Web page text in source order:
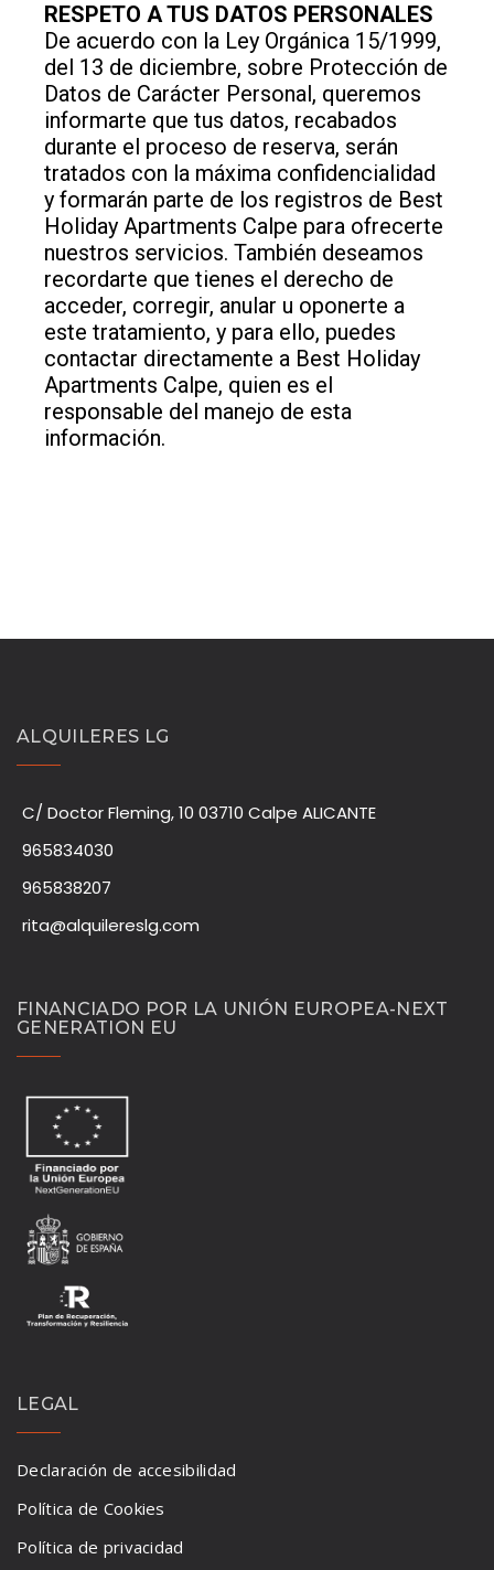
RESPETO A TUS DATOS PERSONALES
De acuerdo con la Ley Orgánica 15/1999,
del 13 de diciembre, sobre Protección de
Datos de Carácter Personal, queremos
informarte que tus datos, recabados
durante el proceso de reserva, serán
tratados con la máxima confidencialidad
y formarán parte de los registros de Best
Holiday Apartments Calpe para ofrecerte
nuestros servicios. También deseamos
recordarte que tienes el derecho de
acceder, corregir, anular u oponerte a
este tratamiento, y para ello, puedes
contactar directamente a Best Holiday
Apartments Calpe, quien es el
responsable del manejo de esta
información.
ALQUILERES LG
C/ Doctor Fleming, 10 03710 Calpe ALICANTE
965834030
965838207
rita@alquilereslg.com
FINANCIADO POR LA UNIÓN EUROPEA-NEXT
GENERATION EU
LEGAL
Declaración de accesibilidad
Política de Cookies
Política de privacidad